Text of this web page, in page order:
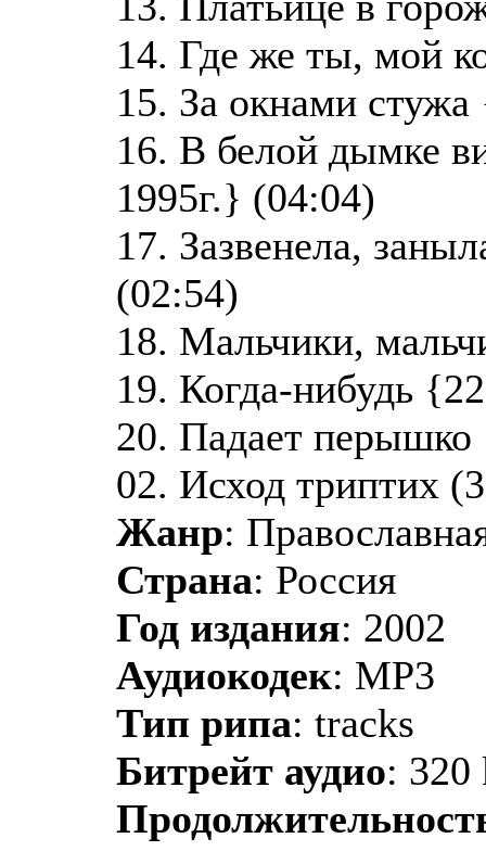
14. Где же ты, мой
15. За окнами
16. В белой дымке
1995г.} (04:04)
17. Зазвенела,
(02:54)
18. Мальчики,
19. Когда-нибудь
20. Падает
02. Исход триптих
Жанр:
Страна: Россия
Год издания: 2002
Аудиокодек: MP3
Тип рипа: tracks
Битрейт аудио: 320